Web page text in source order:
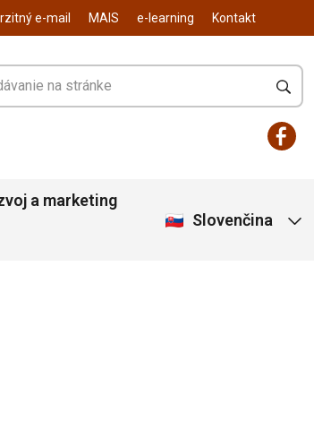
e-mail MAIS e-learning Kontakt
a marketing
Slovenčina